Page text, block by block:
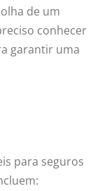
de um
conhecer
garantir uma
para seguros